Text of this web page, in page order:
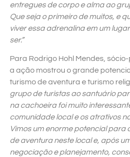
entregues de corpo e alma ao
Que seja o primeiro de muitos, e
viver essa adrenalina em um
ser.”
Para Rodrigo Hohl Mendes,
a ação mostrou o grande
turismo de aventura e turismo
grupo de turistas ao santuário
na cachoeira foi muito
comunidade local e os atrativos
Vimos um enorme potencial para
de aventura neste local e, após
negociação e planejamento,